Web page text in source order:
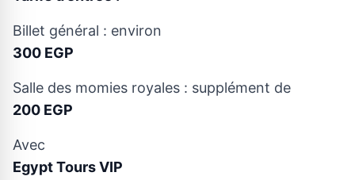
Billet général : environ
300 EGP
Salle des momies royales : supplément de
200 EGP
Avec
Egypt Tours VIP